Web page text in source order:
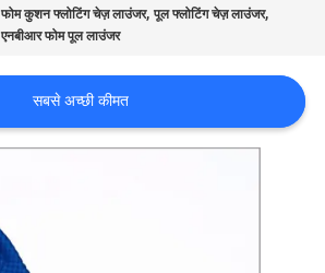
फोम कुशन फ्लोटिंग चेज़ लाउंजर,पूल फ्लोटिंग चेज़ लाउंजर,
एनबीआर फोम पूल लाउंजर
सबसे अच्छी कीमत